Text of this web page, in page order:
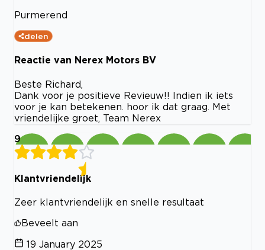
Purmerend
delen
Reactie van Nerex Motors BV
Beste Richard,
Dank voor je positieve Revieuw!! Indien ik iets
voor je kan betekenen. hoor ik dat graag. Met
vriendelijke groet, Team Nerex
9
Klantvriendelijk
Zeer klantvriendelijk en snelle resultaat
Beveelt aan
19 January 2025